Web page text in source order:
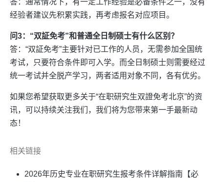
经验者建议先积累实践，再考虑报名对应项目。
问3：“双証免考”和普通全日制硕士有什么区别？
答：“双証免考”主要针对已工作的人员，无需参加全国统
考试，只要符合条件即可入学。而全日制硕士则需要经过
统一考试并全脱产学习，两者适用对象不同，各有优劣。
如果您希望获取更多关于“在职研究生双證免考北京”的资
讯，可以持续关注我们，我们将为您带来第一手最新动
态！
相关链接
2026年历史专业在职研究生报考条件详解指南【必